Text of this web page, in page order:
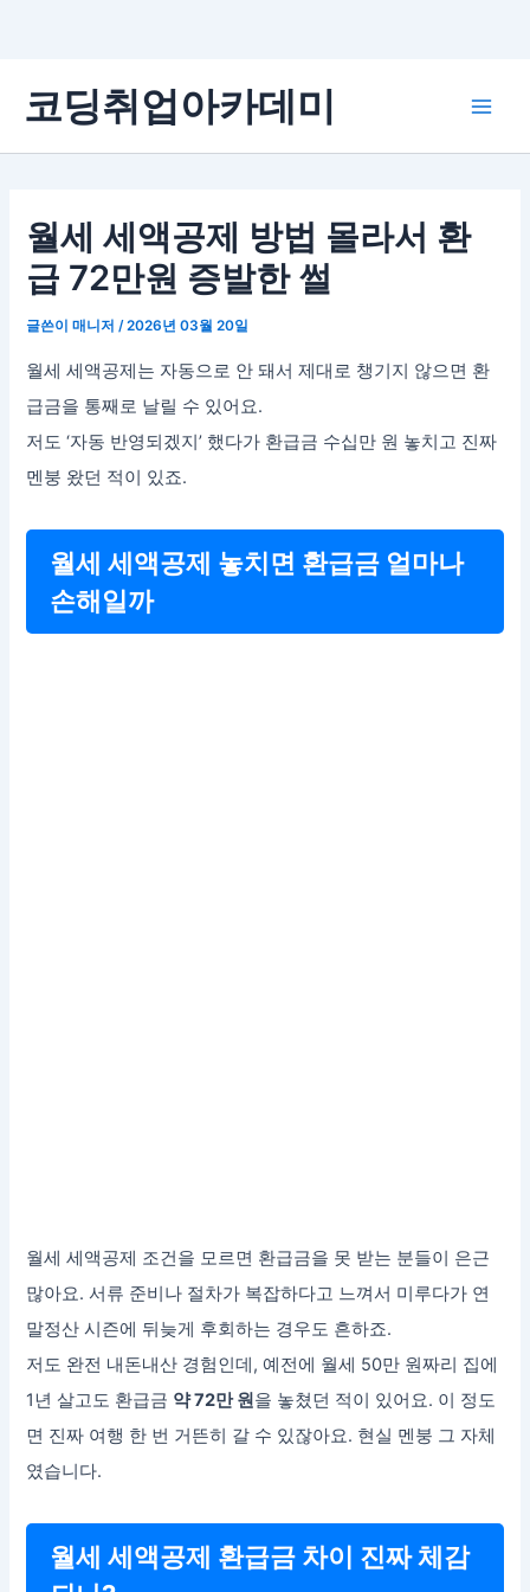
로
코딩취업아카데미
월세 세액공제 방법 몰라서 환
급 72만원 증발한 썰
글쓴이매니저 /2026년 03월 20일
월세 세액공제는 자동으로 안 돼서 제대로 챙기지 않으면 환
급금을 통째로 날릴 수 있어요.
저도 ‘자동 반영되겠지’ 했다가 환급금 수십만 원 놓치고 진짜
멘붕 왔던 적이 있죠.
월세 세액공제 놓치면 환급금 얼마나
손해일까
월세 세액공제 조건을 모르면 환급금을 못 받는 분들이 은근
많아요. 서류 준비나 절차가 복잡하다고 느껴서 미루다가 연
말정산 시즌에 뒤늦게 후회하는 경우도 흔하죠.
저도 완전 내돈내산 경험인데, 예전에 월세 50만 원짜리 집에
1년 살고도 환급금 약 72만 원을 놓쳤던 적이 있어요. 이 정도
면 진짜 여행 한 번 거뜬히 갈 수 있잖아요. 현실 멘붕 그 자체
였습니다.
월세 세액공제 환급금 차이 진짜 체감